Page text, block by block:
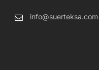
info@suerteksa.com